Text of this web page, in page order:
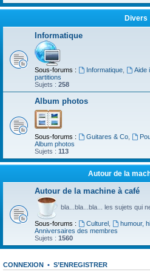
Divers
Informatique
Sous-forums : Informatique, Aide
partitions
Sujets : 258
Album photos
Sous-forums : Guitares & Co,
Album photos
Sujets : 113
Autour de la
Autour de la machine à café
bla...bla...bla... les sujets qui
Sous-forums : Culturel, humour,
Anniversaires des membres
Sujets : 1560
CONNEXION • S’ENREGISTRER